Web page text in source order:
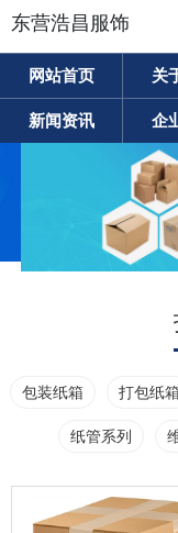
东营浩昌服饰
网站首页 关
新闻资讯 企
包装纸箱 打包纸
纸管系列